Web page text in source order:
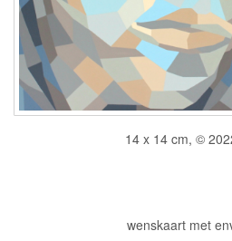
14 x 14 cm, ©
wenskaart met